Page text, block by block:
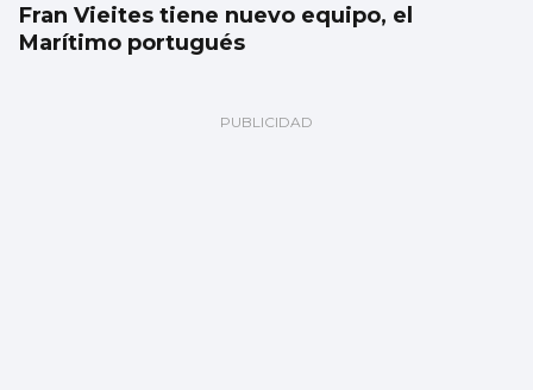
Fran Vieites tiene nuevo equipo, el
Marítimo portugués